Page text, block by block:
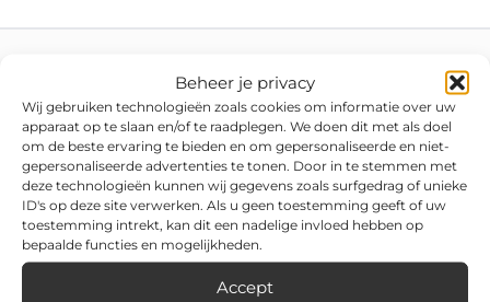
Beheer je privacy
Wij gebruiken technologieën zoals cookies om informatie over uw
apparaat op te slaan en/of te raadplegen. We doen dit met als doel
om de beste ervaring te bieden en om gepersonaliseerde en niet-
gepersonaliseerde advertenties te tonen. Door in te stemmen met
deze technologieën kunnen wij gegevens zoals surfgedrag of unieke
ID's op deze site verwerken. Als u geen toestemming geeft of uw
toestemming intrekt, kan dit een nadelige invloed hebben op
bepaalde functies en mogelijkheden.
Accept